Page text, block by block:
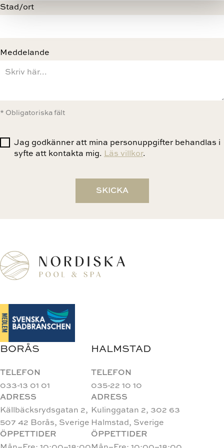
Stad/ort
Meddelande
* Obligatoriska fält
Jag godkänner att mina personuppgifter behandlas i
syfte att kontakta mig. Läs villkor.
SKICKA
BORÅS
TELEFON
033-13 01 01
ADRESS
Källbäcksrydsgatan 2,
507 42 Borås, Sverige
ÖPPETTIDER
HALMSTAD
TELEFON
035-22 10 10
ADRESS
Kulinggatan 2, 302 63
Halmstad, Sverige
ÖPPETTIDER